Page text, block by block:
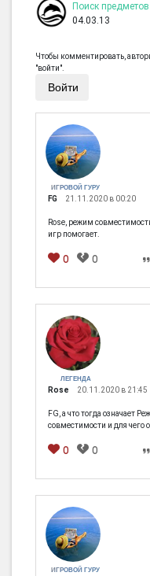
Поиск предметов
04.03.13
Чтобы комментировать,
"войти".
Войти
ИГРОВОЙ ГУРУ
FG 21.11.2020 в 00:20
Rose, режим
игр помогает.
0 0
ЛЕГЕНДА
Rose 20.11.2020 в 21:45
FG, а что тогда означает
совместимости и для чего
0 0
ИГРОВОЙ ГУРУ